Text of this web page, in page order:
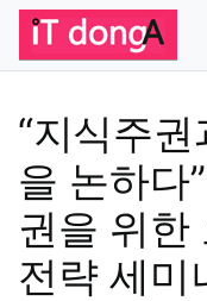
“지식주
을 논하다
권을 위한
전략 세미